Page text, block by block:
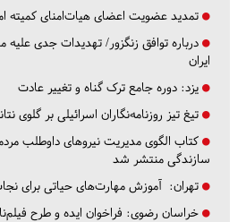
تمدید عضویت اعضای هیات‌امنای کمیته
درباره توافق زنگزور/ تهدیدات جدی
ایران
یزد: دوره جامع ترک گناه و تغییر عادت
تیغ تیز روزنامه‌نگاران اسرائیلی بر گلوی
کتاب الگوی مدیریت نیروهای داوطلب
سازندگی منتشر شد
تهران: آموزش مهارت‌های حیاتی برای
خراسان رضوی: فراخوان ایده و طرح